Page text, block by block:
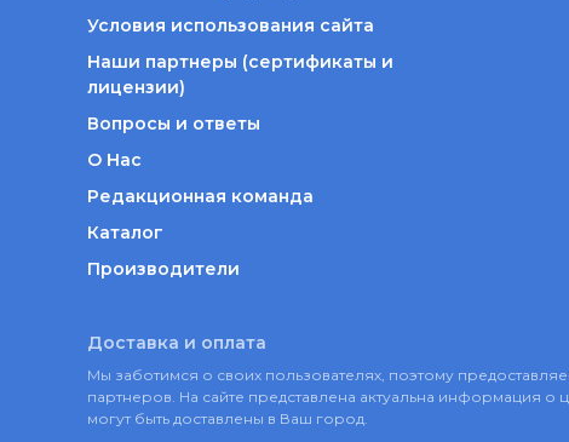
Условия использования сайта
Наши партнеры (сертификаты и
лицензии)
Вопросы и ответы
О Нас
Редакционная команда
Каталог
Производители
Доставка и оплата
Мы заботимся о своих пользователях, поэтому
партнеров. На сайте представлена актуальна информация о
могут быть доставлены в Ваш город.